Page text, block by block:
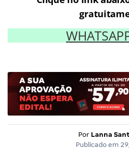
Por Lanna
Publicado em